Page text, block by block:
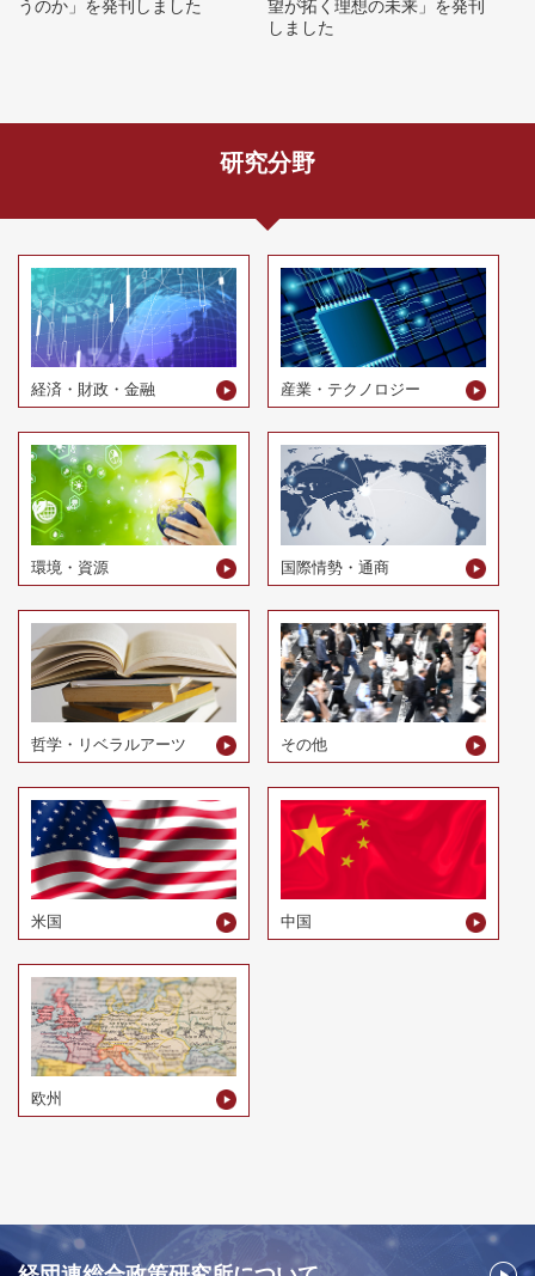
うのか」を発刊しました
望が拓く理想の未来」を発刊
しました
研究分野
経済・財政・金融 産業・テクノロジー
環境・資源 国際情勢・通商
哲学・リベラルアーツ その他
米国 中国
欧州